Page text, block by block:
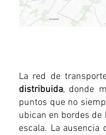
La red de
distribuida, donde
puntos que no
ubican en bordes de
escala. La